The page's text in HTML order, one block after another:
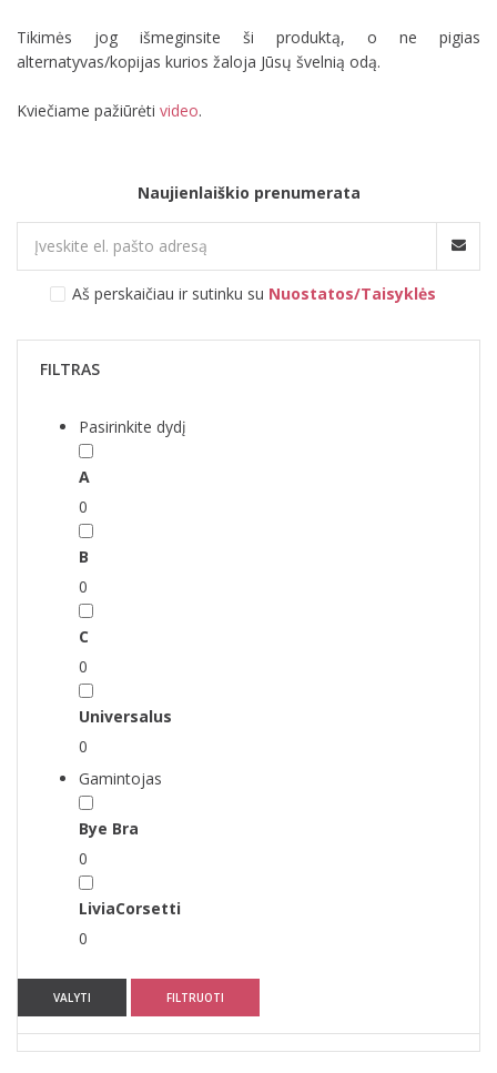
Tikimės jog išmeginsite ši produktą, o ne pigias
alternatyvas/kopijas kurios žaloja Jūsų švelnią odą.
Kviečiame pažiūrėti video.
Naujienlaiškio prenumerata
Aš perskaičiau ir sutinku su Nuostatos/Taisyklės
FILTRAS
Pasirinkite dydį
A
0
B
0
C
0
Universalus
0
Gamintojas
Bye Bra
0
LiviaCorsetti
0
VALYTI FILTRUOTI